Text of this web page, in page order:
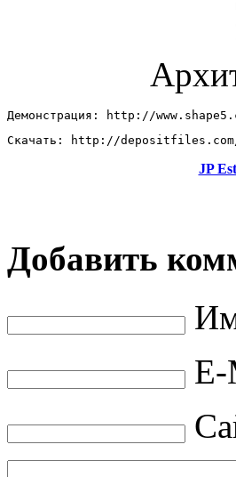
Демонстрация: http://
Скачать: http://
JP
Добавить
E-